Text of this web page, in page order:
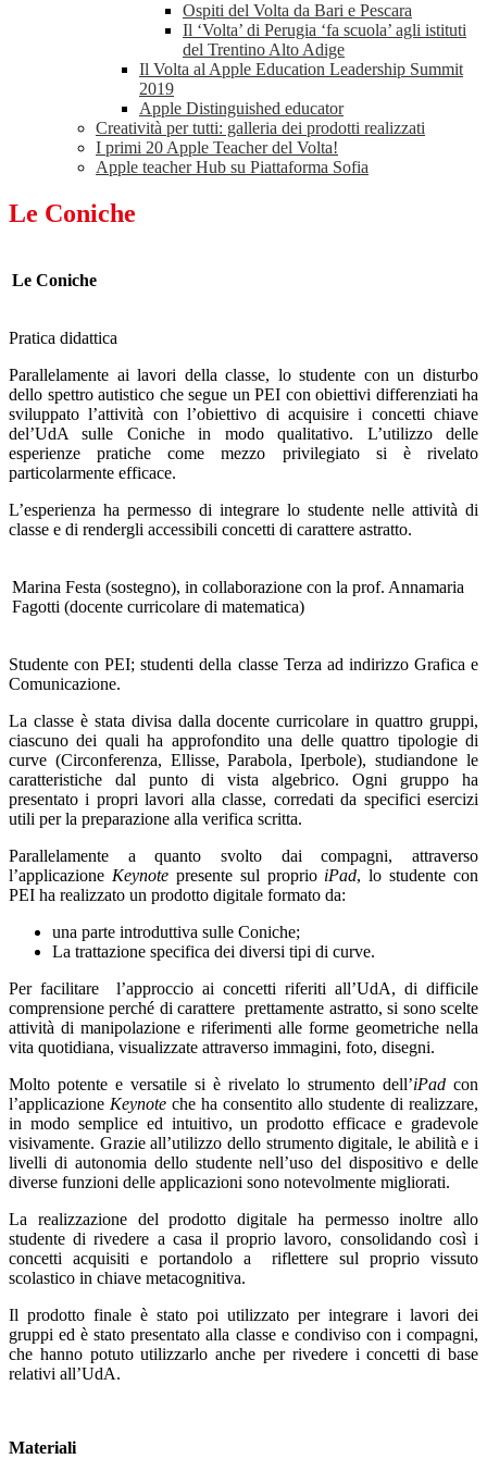
Ospiti del Volta da Bari e Pescara
Il ‘Volta’ di Perugia ‘fa scuola’ agli istituti
del Trentino Alto Adige
Il Volta al Apple Education Leadership Summit
2019
Apple Distinguished educator
Creatività per tutti: galleria dei prodotti realizzati
I primi 20 Apple Teacher del Volta!
Apple teacher Hub su Piattaforma Sofia
Le Coniche
Le Coniche
Pratica didattica
Parallelamente ai lavori della classe, lo studente con un disturbo
dello spettro autistico che segue un PEI con obiettivi differenziati ha
sviluppato l’attività con l’obiettivo di acquisire i concetti chiave
del’UdA sulle Coniche in modo qualitativo. L’utilizzo delle
esperienze pratiche come mezzo privilegiato si è rivelato
particolarmente efficace.
L’esperienza ha permesso di integrare lo studente nelle attività di
classe e di rendergli accessibili concetti di carattere astratto.
Marina Festa (sostegno), in collaborazione con la prof. Annamaria
Fagotti (docente curricolare di matematica)
Studente con PEI; studenti della classe Terza ad indirizzo Grafica e
Comunicazione.
La classe è stata divisa dalla docente curricolare in quattro gruppi,
ciascuno dei quali ha approfondito una delle quattro tipologie di
curve (Circonferenza, Ellisse, Parabola, Iperbole), studiandone le
caratteristiche dal punto di vista algebrico. Ogni gruppo ha
presentato i propri lavori alla classe, corredati da specifici esercizi
utili per la preparazione alla verifica scritta.
Parallelamente a quanto svolto dai compagni, attraverso
l’applicazione Keynotepresente sul proprio iPad, lo studente con
PEI ha realizzato un prodotto digitale formato da:
una parte introduttiva sulle Coniche;
La trattazione specifica dei diversi tipi di curve.
Per facilitare l’approccio ai concetti riferiti all’UdA, di difficile
comprensione perché di carattere prettamente astratto, si sono scelte
attività di manipolazione e riferimenti alle forme geometriche nella
vita quotidiana, visualizzate attraverso immagini, foto, disegni.
Molto potente e versatile si è rivelato lo strumento dell’iPad con
l’applicazione Keynote che ha consentito allo studente di realizzare,
in modo semplice ed intuitivo, un prodotto efficace e gradevole
visivamente. Grazie all’utilizzo dello strumento digitale, le abilità e i
livelli di autonomia dello studente nell’uso del dispositivo e delle
diverse funzioni delle applicazioni sono notevolmente migliorati.
La realizzazione del prodotto digitale ha permesso inoltre allo
studente di rivedere a casa il proprio lavoro, consolidando così i
concetti acquisiti e portandolo a riflettere sul proprio vissuto
scolastico in chiave metacognitiva.
Il prodotto finale è stato poi utilizzato per integrare i lavori dei
gruppi ed è stato presentato alla classe e condiviso con i compagni,
che hanno potuto utilizzarlo anche per rivedere i concetti di base
relativi all’UdA.
Materiali